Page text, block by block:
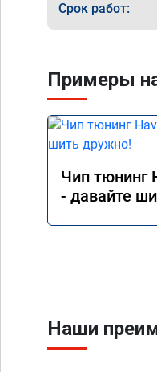
Срок работ:
Примеры
Чип тюнинг
- давайте
Наши